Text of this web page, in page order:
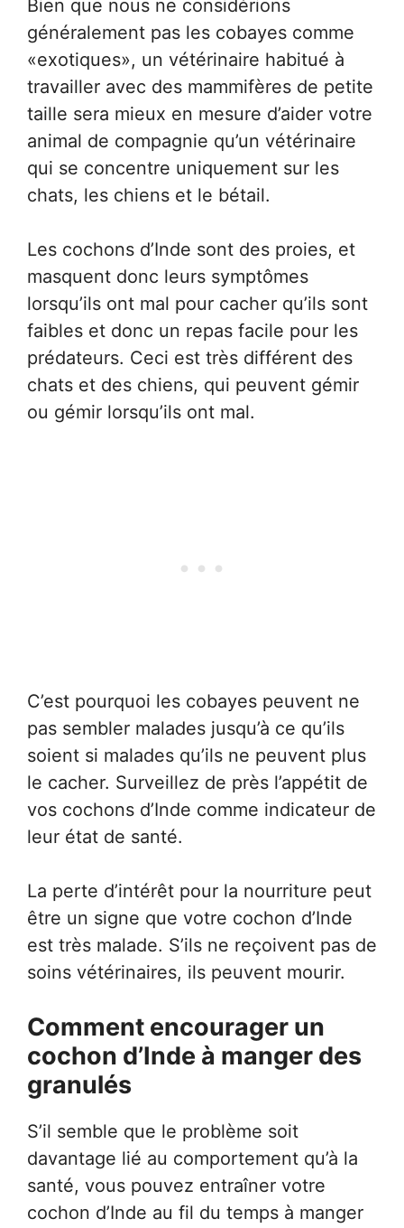
Bien que nous ne considérions
généralement pas les cobayes comme
«exotiques», un vétérinaire habitué à
travailler avec des mammifères de petite
taille sera mieux en mesure d’aider votre
animal de compagnie qu’un vétérinaire
qui se concentre uniquement sur les
chats, les chiens et le bétail.
Les cochons d’Inde sont des proies, et
masquent donc leurs symptômes
lorsqu’ils ont mal pour cacher qu’ils sont
faibles et donc un repas facile pour les
prédateurs. Ceci est très différent des
chats et des chiens, qui peuvent gémir
ou gémir lorsqu’ils ont mal.
C’est pourquoi les cobayes peuvent ne
pas sembler malades jusqu’à ce qu’ils
soient si malades qu’ils ne peuvent plus
le cacher. Surveillez de près l’appétit de
vos cochons d’Inde comme indicateur de
leur état de santé.
La perte d’intérêt pour la nourriture peut
être un signe que votre cochon d’Inde
est très malade. S’ils ne reçoivent pas de
soins vétérinaires, ils peuvent mourir.
Comment encourager un
cochon d’Inde à manger des
granulés
S’il semble que le problème soit
davantage lié au comportement qu’à la
santé, vous pouvez entraîner votre
cochon d’Inde au fil du temps à manger